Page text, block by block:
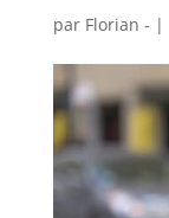
par Florian - |